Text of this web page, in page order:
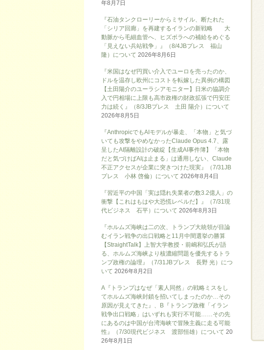
年8月7日
『石油タンクローリーからミサイル、断たれた
「シリア回廊」を再建するイランの新戦略 大
動脈から毛細血管へ、ヒズボラへの補給をめぐる
「見えない兵站戦争」』（8/4JBプレス 福山
隆）について 2026年8月6日
『米国はなぜ円買い介入でユーロを売ったのか、
ドルを温存し欧州にコストを転嫁した異例の構図
【土田陽介のユーラシアモニター】日米の協調介
入で円相場に上限も高市政権の財政拡張で円安圧
力は続く』（8/3JBプレス 土田 陽介）について
2026年8月5日
『AnthropicでもAIモデルが暴走、「本物」と気づ
いても攻撃をやめなかったClaude Opus 4.7、露
呈したAI隔離設計の破綻【生成AI事件簿】「本物
だと気づけばAIは止まる」は通用しない、Claude
不正アクセスが企業に突きつけた現実』（7/31JB
プレス 小林 啓倫）について 2026年8月4日
『習近平の中国「実は隠れ失業者の数3.2億人」の
衝撃【これはもはや大恐慌レベルだ】』（7/31現
代ビジネス 石平）について 2026年8月3日
『ホルムズ海峡は二の次、トランプ大統領が目論
むイラン戦争の出口戦略と11月中間選挙の勝算
【StraightTalk】上智大学教授・前嶋和弘氏が語
る、ホルムズ海峡より核濃縮問題を優先するトラ
ンプ政権の論理』（7/31JBプレス 長野 光）につ
いて 2026年8月2日
A『トランプはなぜ「素人同然」の戦略ミスをし
てホルムズ海峡封鎖を招いてしまったのか…その
原因が見えてきた』、B『トランプ政権「イラン
戦争出口戦略」はいずれも実行不可能……その先
にあるのは中国が台湾海峡で冒険主義に走る可能
性』（7/30現代ビジネス 渡部恒雄）について 20
26年8月1日